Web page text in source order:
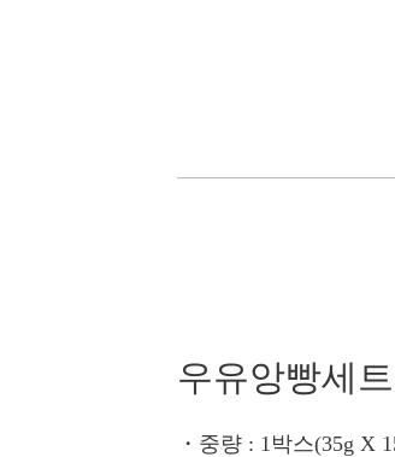
우유앙빵세트
・중량 : 1박스(35g X